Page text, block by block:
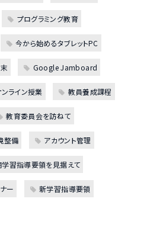
プログラミング教育
今から始めるタブレットPC
Google Jamboard
ンライン授業 教員養成課程
教育委員会を訪ねて
整備 アカウント管理
習指導要領を見据えて
ー 新学習指導要領